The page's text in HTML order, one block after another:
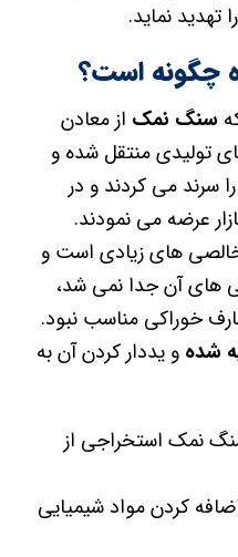
نماید.
چگونه است؟
سنگ نمک از معادن
تولیدی منتقل شده و
سرند می کردند و در
عرضه می نمودند.
های زیادی است و
های آن جدا نمی شد،
خوراکی مناسب نبود.
شده و یددار کردن آن به
نمک استخراجی از
کردن مواد شیمیایی